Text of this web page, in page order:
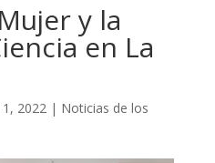
y la
en La
2022| Noticias de los